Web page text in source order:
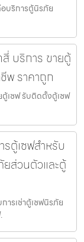
อบริการตู้นิรภัย
บริการ ขายตู้
พ ราคาถูก
ตู้เซฟ รับติดตั้งตู้เซฟ
ตู้เซฟสำหรับ
ยส่วนตัวและตู้
ารเช่าตู้เซฟนิรภัย